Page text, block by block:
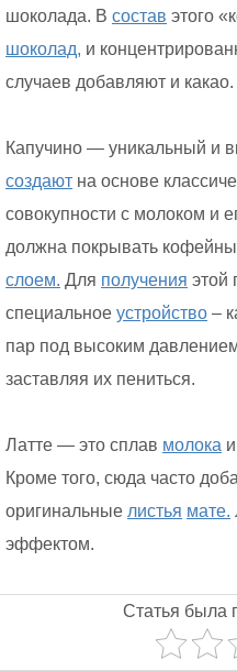
шоколада. В состав этого
шоколад, и
случаев добавляют и какао.
Капучино — уникальный и
создают на основе
совокупности с молоком и
должна покрывать
слоем. Для получения этой
специальное устройство –
пар под высоким
заставляя их пениться.
Латте — это сплав молока
Кроме того, сюда часто
оригинальные листья мате.
эффектом.
Статья была